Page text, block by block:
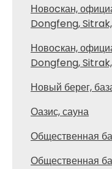
Новоcкан,
Dongfeng,
Новоcкан,
Dongfeng,
Новый берег,
Оазис, сауна
Общественная
Общественная